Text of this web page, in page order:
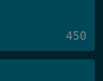
450